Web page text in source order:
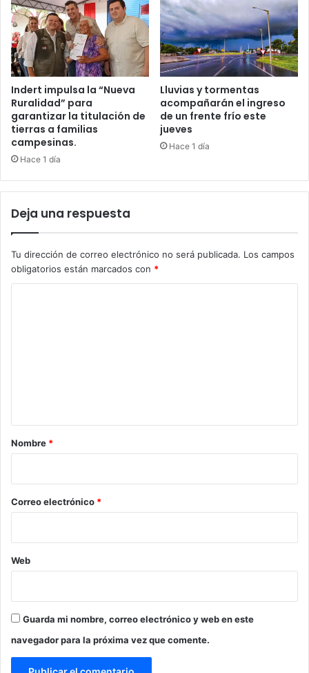
Indert impulsa la “Nueva
Ruralidad” para
garantizar la titulación de
tierras a familias
campesinas.
Hace 1 día
Lluvias y tormentas
acompañarán el ingreso
de un frente frío este
jueves
Hace 1 día
Deja una respuesta
Tu dirección de correo electrónico no será publicada. Los campos
obligatorios están marcados con *
r
*
Nombre *
Correo electrónico *
Web
Guarda mi nombre, correo electrónico y web en este
navegador para la próxima vez que comente.